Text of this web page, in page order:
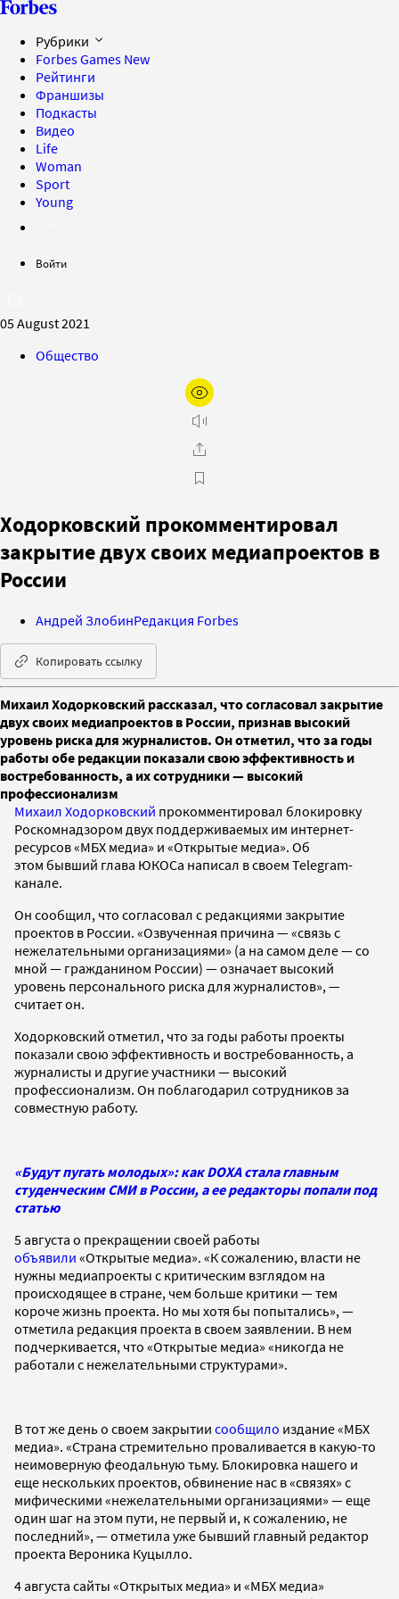
Рубрики
Forbes Games New
Рейтинги
Франшизы
Подкасты
Видео
Life
Woman
Sport
Young
Войти
05 August 2021
Общество
Ходорковский прокомментировал
закрытие двух своих медиапроектов в
России
Андрей ЗлобинРедакция Forbes
Копировать ссылку
Михаил Ходорковский рассказал, что согласовал закрытие
двух своих медиапроектов в России, признав высокий
уровень риска для журналистов. Он отметил, что за годы
работы обе редакции показали свою эффективность и
востребованность, а их сотрудники — высокий
профессионализм
Михаил Ходорковский прокомментировал блокировку
Роскомнадзором двух поддерживаемых им интернет-
ресурсов «МБХ медиа» и «Открытые медиа». Об
этом бывший глава ЮКОСа написал в своем Telegram-
канале.
Он сообщил, что согласовал с редакциями закрытие
проектов в России. «Озвученная причина — «связь с
нежелательными организациями» (а на самом деле — со
мной — гражданином России) — означает высокий
уровень персонального риска для журналистов», —
считает он.
Ходорковский отметил, что за годы работы проекты
показали свою эффективность и востребованность, а
журналисты и другие участники — высокий
профессионализм. Он поблагодарил сотрудников за
совместную работу.
«Будут пугать молодых»: как DOXA стала главным
студенческим СМИ в России, а ее редакторы попали под
статью
5 августа о прекращении своей работы
объявили «Открытые медиа». «К сожалению, власти не
нужны медиапроекты с критическим взглядом на
происходящее в стране, чем больше критики — тем
короче жизнь проекта. Но мы хотя бы попытались», —
отметила редакция проекта в своем заявлении. В нем
подчеркивается, что «Открытые медиа» «никогда не
работали с нежелательными структурами».
В тот же день о своем закрытии сообщило издание «МБХ
медиа». «Страна стремительно проваливается в какую-то
неимоверную феодальную тьму. Блокировка нашего и
еще нескольких проектов, обвинение нас в «связях» с
мифическими «нежелательными организациями» — еще
один шаг на этом пути, не первый и, к сожалению, не
последний», — отметила уже бывший главный редактор
проекта Вероника Куцылло.
4 августа сайты «Открытых медиа» и «МБХ медиа»